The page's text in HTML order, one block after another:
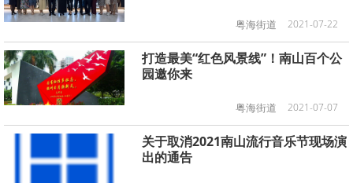
粤海街道 2021-07-22
打造最美“红色风景线”！南山百个公
园邀你来
粤海街道 2021-07-07
关于取消2021南山流行音乐节现场演
出的通告